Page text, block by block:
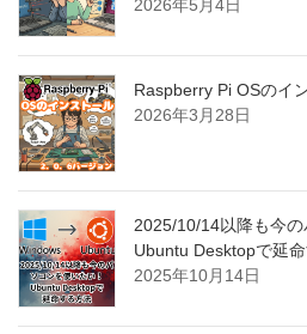
2026年5月4日
Raspberry Pi OSのイ
2026年3月28日
2025/10/14以降も今の
Ubuntu Desktopで延
2025年10月14日